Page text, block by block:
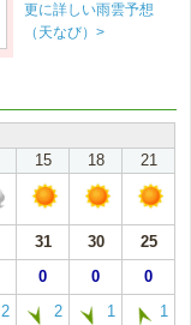
更に詳しい雨雲予想
（天なび）>
15 18 21
31 30
25
0 0 0
2 2 1 1